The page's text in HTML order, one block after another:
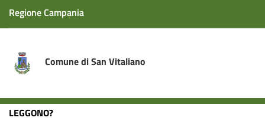
Regione Campania
Comune di San Vitaliano
bando 2022 del "Servizio Civile Universale" ma... COME SI
LEGGONO?